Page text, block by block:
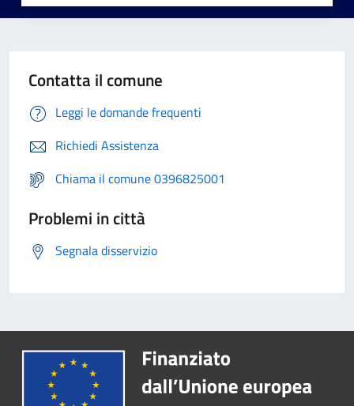
Contatta il comune
Leggi le domande frequenti
Richiedi Assistenza
Chiama il comune 0396825001
Problemi in città
Segnala disservizio